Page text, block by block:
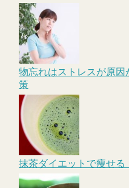
物忘れはストレスが原
策
抹茶ダイエットで痩せる